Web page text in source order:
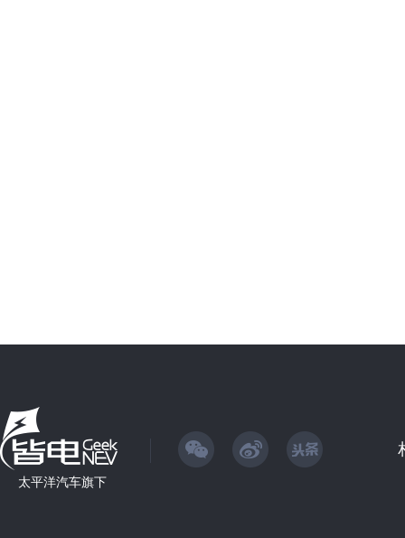
太平洋汽车旗下